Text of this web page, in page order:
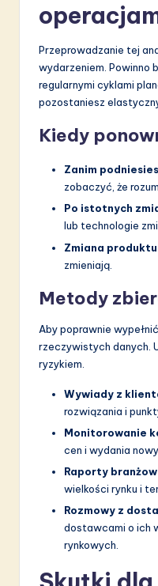
Przeprowadzanie tej
wydarzeniem. Powinno
regularnymi cyklami
pozostaniesz
Kiedy
Zanim
zobaczyć, że
Po istotnych
lub technologie
Zmiana
zmieniają.
Metody
Aby poprawnie
rzeczywistych danych.
ryzykiem.
Wywiady z
rozwiązania i
Monitorowanie
cen i wydania
Raporty
wielkości rynku i
Rozmowy z
dostawcami o ich
rynkowych.